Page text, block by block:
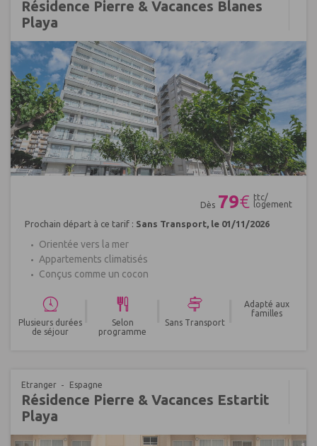
Résidence Pierre & Vacances Blanes
Playa
Dès 79€ ttc/
logement
Prochain départ à ce tarif : Sans Transport, le 01/11/2026
Orientée vers la mer
Appartements climatisés
Conçus comme un cocon
Plusieurs durées
de séjour
Selon
programme
Sans Transport
Adapté aux
familles
Etranger Espagne
Résidence Pierre & Vacances Estartit
Playa